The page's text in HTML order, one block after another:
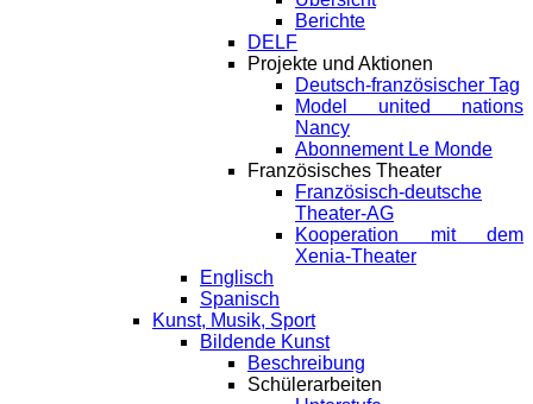
Berichte
DELF
Projekte und Aktionen
Deutsch-französischer Tag
Model united nations
Nancy
Abonnement Le Monde
Französisches Theater
Französisch-deutsche
Theater-AG
Kooperation mit dem
Xenia-Theater
Englisch
Spanisch
Kunst, Musik, Sport
Bildende Kunst
Beschreibung
Schülerarbeiten